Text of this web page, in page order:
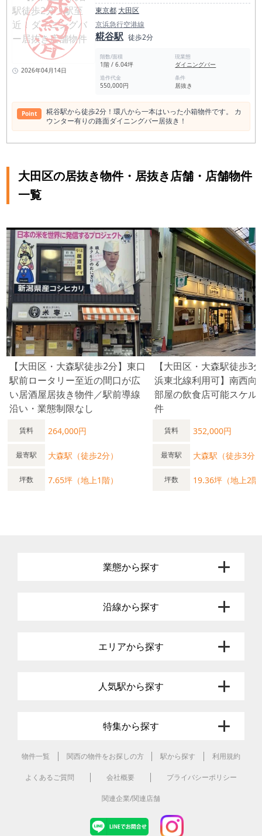
2026年04月14日
東京都 大田区
京浜急行空港線
糀谷駅 徒歩2分
階数/面積
1階 / 6.04坪
現業態
ダイニングバー
造作代金
550,000円
条件
居抜き
Point
糀谷駅から徒歩2分！環八から一本はいった小箱物件です。 カ
ウンター有りの路面ダイニングバー居抜き！
大田区の居抜き物件・居抜き店舗・店舗物件
一覧
【大田区・大森駅徒歩2分】東口
駅前ロータリー至近の間口が広
い居酒屋居抜き物件／駅前導線
沿い・業態制限なし
賃料 264,000円
最寄駅 大森駅（徒歩2分）
坪数 7.65坪（地上1階）
【大田区・大森駅徒歩3
浜東北線利用可】南西向
部屋の飲食店可能スケル
件
賃料 352,000円
最寄駅 大森駅（徒歩3分
坪数 19.36坪（地上2階
業態から探す
沿線から探す
エリアから探す
人気駅から探す
特集から探す
物件一覧 関西の物件をお探しの方 駅から探す 利用規約
よくあるご質問 会社概要 プライバシーポリシー
関連企業/関連店舗